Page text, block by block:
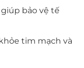
bảo vệ tế
tim mạch và